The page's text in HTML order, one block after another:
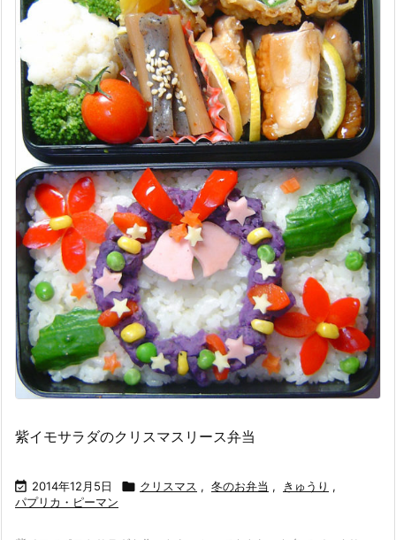
紫イモサラダのクリスマスリース弁当
 2014年12月5日  クリスマス , 冬のお弁当 , きゅうり ,
パプリカ・ピーマン